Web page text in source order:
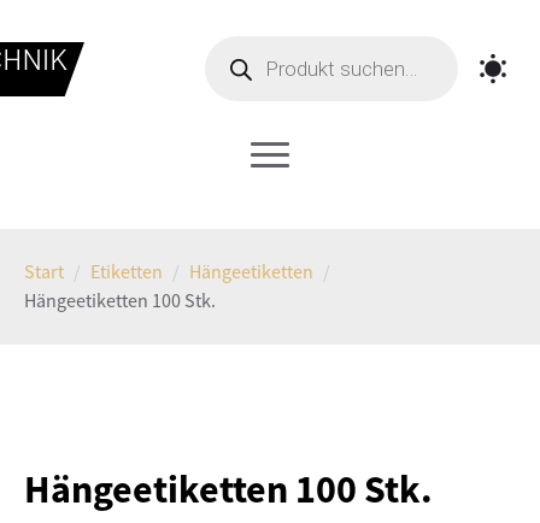
search
Start Etiketten
Hängeetiketten
Hängeetiketten 100 Stk.
Hängeetiketten 100 Stk.